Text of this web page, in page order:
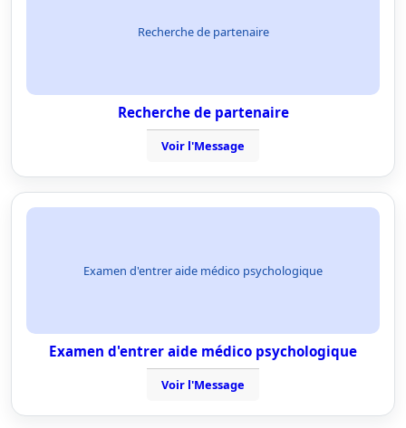
Recherche de partenaire
Recherche de partenaire
Voir l'Message
Examen d'entrer aide médico psychologique
Examen d'entrer aide médico psychologique
Voir l'Message